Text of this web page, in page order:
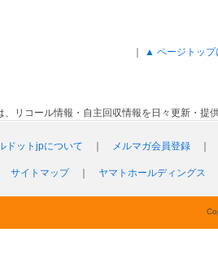
▲ ページトップ
リコール情報・自主回収情報を日々更新・提供
ドットjpについて メルマガ会員登録
サイトマップ｜ ヤマトホールディングス